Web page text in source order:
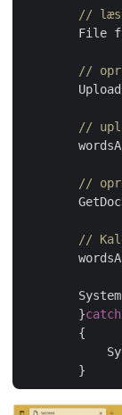
//
File
//
//
//
//
	}
catch